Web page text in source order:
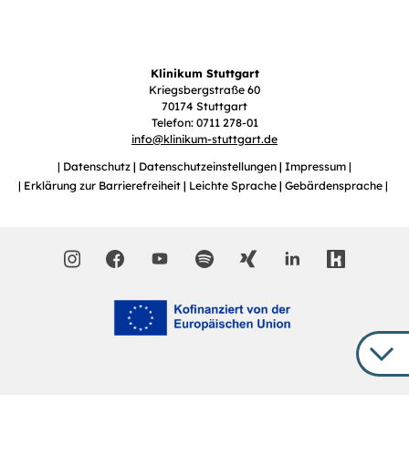
Klinikum Stuttgart
Kriegsbergstraße 60
70174 Stuttgart
Telefon: 0711 278-01
info@klinikum-stuttgart.de
Datenschutz
Datenschutzeinstellungen
Impressum
Erklärung zur Barrierefreiheit
Leichte Sprache Gebärdensprache